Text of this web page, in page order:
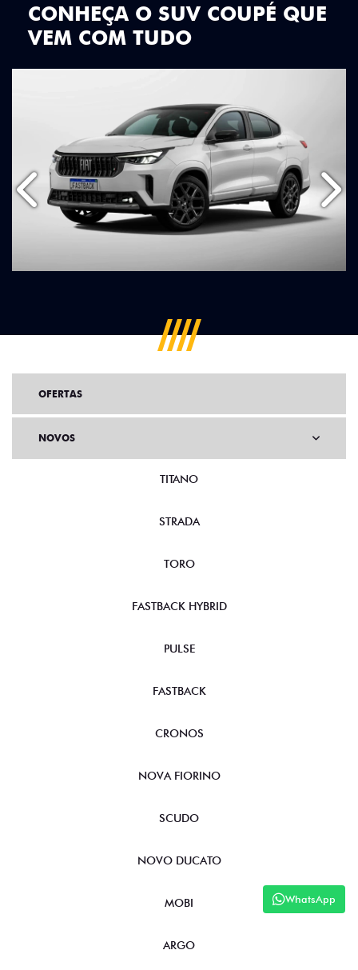
CONHEÇA O SUV COUPÉ QUE
VEM COM TUDO
Anterior
WhatsApp
OFERTAS
NOVOS
TITANO
STRADA
TORO
FASTBACK HYBRID
PULSE
FASTBACK
CRONOS
NOVA FIORINO
SCUDO
NOVO DUCATO
MOBI
ARGO